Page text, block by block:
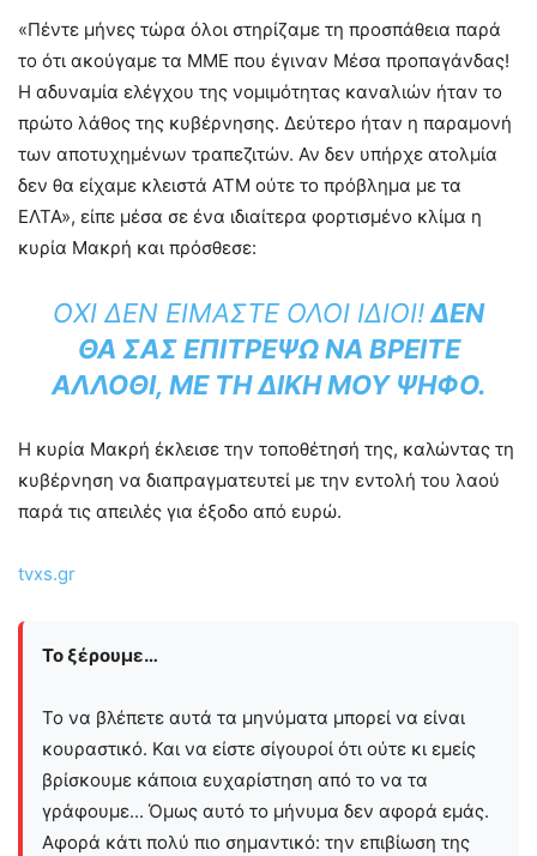
«Πέντε μήνες τώρα όλοι στηρίζαμε τη προσπάθεια παρά
το ότι ακούγαμε τα ΜΜΕ που έγιναν Μέσα προπαγάνδας!
Η αδυναμία ελέγχου της νομιμότητας καναλιών ήταν το
πρώτο λάθος της κυβέρνησης. Δεύτερο ήταν η παραμονή
των αποτυχημένων τραπεζιτών. Αν δεν υπήρχε ατολμία
δεν θα είχαμε κλειστά ΑΤΜ ούτε το πρόβλημα με τα
ΕΛΤΑ», είπε μέσα σε ένα ιδιαίτερα φορτισμένο κλίμα η
κυρία Μακρή και πρόσθεσε:
ΌΧΙ ΔΕΝ ΕΊΜΑΣΤΕ ΌΛΟΙ ΊΔΙΟΙ!ΔΕΝ
ΘΑ ΣΑΣ ΕΠΙΤΡΈΨΩ ΝΑ ΒΡΕΊΤΕ
ΆΛΛΟΘΙ, ΜΕ ΤΗ ΔΙΚΉ ΜΟΥ ΨΉΦΟ.
Η κυρία Μακρή έκλεισε την τοποθέτησή της, καλώντας τη
κυβέρνηση να διαπραγματευτεί με την εντολή του λαού
παρά τις απειλές για έξοδο από ευρώ.
tvxs.gr
Το ξέρουμε…
Το να βλέπετε αυτά τα μηνύματα μπορεί να είναι
κουραστικό. Και να είστε σίγουροί ότι ούτε κι εμείς
βρίσκουμε κάποια ευχαρίστηση από το να τα
γράφουμε... Όμως αυτό το μήνυμα δεν αφορά εμάς.
Αφορά κάτι πολύ πιο σημαντικό: την επιβίωση της